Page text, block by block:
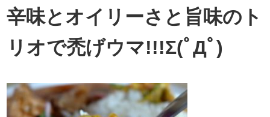
辛味とオイリーさと旨味のト
リオで禿げウマ!!!Σ(ﾟДﾟ)